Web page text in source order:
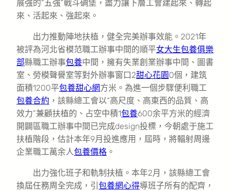
展強的“五強”戰斗碉堡，盡力讓下層工會建起來、轉起
來、活起來、強起來。
出力推動陣地扶植，健全完美辦事效能。2021年
被評為河北省模范職工辦事中間的順平女大生包養俱樂
部縣職工辦事包養中間，擁有失業創業辦事中間、圖書
室、勞模聲譽室等對外辦事窗口2甜心花園0個，建筑
面積1200平包養甜心網方米。為進一個步驟便利職工
包養合約 ，該縣總工會以“高尺度、高東西的品質、高
效力”兼顧扶植的、占空中積1包養600余平方米的經濟
開闢區職工辦事中間已完成design投標，今朝處于施工
扶植階段，估計本年9月投進應用，屆時，將輻射周邊
企業職工萬余人包養價格 。
出力強化班子和軌制扶植。本年2月，該縣總工會
換屆任務周全完成，引 包養網心得導班子所有的配齊，